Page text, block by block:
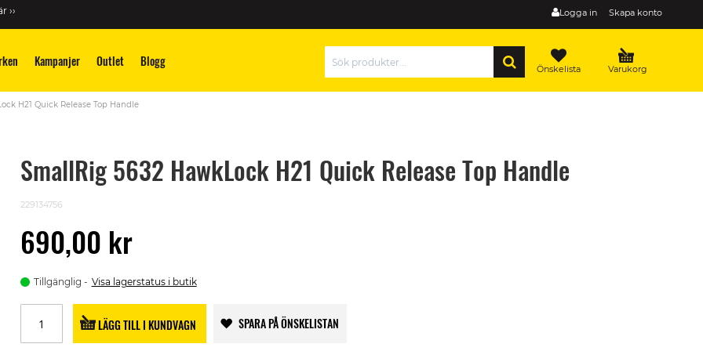
Logga in Skapa konto
››
Kampanjer Outlet Blogg Varukorg
Önskelista
H21 Quick Release Top Handle
SmallRig 5632 HawkLock H21 Quick Release Top Handle
229134756
690,00 kr
Tillgänglig Visa lagerstatus i butik
LÄGG TILL I KUNDVAGN SPARA PÅ ÖNSKELISTAN